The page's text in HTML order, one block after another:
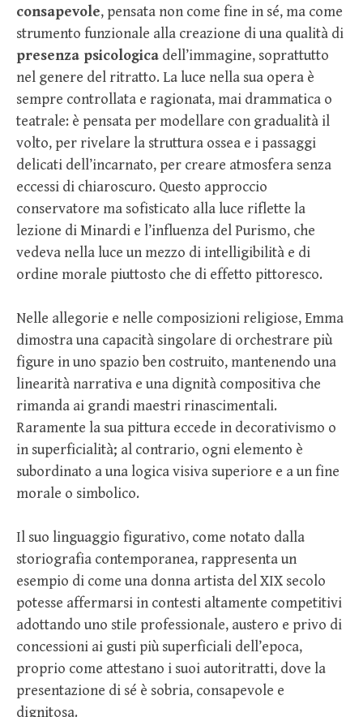
consapevole, pensata non come fine in sé, ma come
strumento funzionale alla creazione di una qualità di
presenza psicologica dell’immagine, soprattutto
nel genere del ritratto. La luce nella sua opera è
sempre controllata e ragionata, mai drammatica o
teatrale: è pensata per modellare con gradualità il
volto, per rivelare la struttura ossea e i passaggi
delicati dell’incarnato, per creare atmosfera senza
eccessi di chiaroscuro. Questo approccio
conservatore ma sofisticato alla luce riflette la
lezione di Minardi e l’influenza del Purismo, che
vedeva nella luce un mezzo di intelligibilità e di
ordine morale piuttosto che di effetto pittoresco.
Nelle allegorie e nelle composizioni religiose, Emma
dimostra una capacità singolare di orchestrare più
figure in uno spazio ben costruito, mantenendo una
linearità narrativa e una dignità compositiva che
rimanda ai grandi maestri rinascimentali.
Raramente la sua pittura eccede in decorativismo o
in superficialità; al contrario, ogni elemento è
subordinato a una logica visiva superiore e a un fine
morale o simbolico.
Il suo linguaggio figurativo, come notato dalla
storiografia contemporanea, rappresenta un
esempio di come una donna artista del XIX secolo
potesse affermarsi in contesti altamente competitivi
adottando uno stile professionale, austero e privo di
concessioni ai gusti più superficiali dell’epoca,
proprio come attestano i suoi autoritratti, dove la
presentazione di sé è sobria, consapevole e
dignitosa.